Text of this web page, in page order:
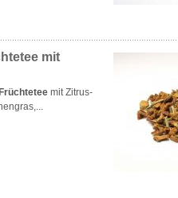
mit
mit Zitrus-